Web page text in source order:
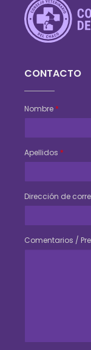
CONTACTO
Nombre *
Apellidos *
Dirección de
Comentarios /